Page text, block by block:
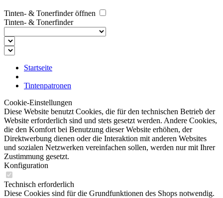
Tinten- & Tonerfinder öffnen
Tinten- & Tonerfinder
Startseite
Tintenpatronen
Cookie-Einstellungen
Diese Website benutzt Cookies, die für den technischen Betrieb der
Website erforderlich sind und stets gesetzt werden. Andere Cookies,
die den Komfort bei Benutzung dieser Website erhöhen, der
Direktwerbung dienen oder die Interaktion mit anderen Websites
und sozialen Netzwerken vereinfachen sollen, werden nur mit Ihrer
Zustimmung gesetzt.
Konfiguration
Technisch erforderlich
Diese Cookies sind für die Grundfunktionen des Shops notwendig.